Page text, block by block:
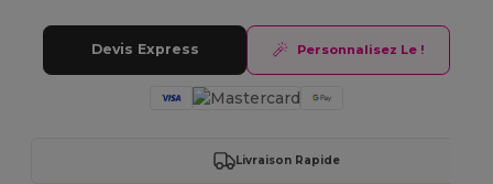
Devis Express Personnalisez Le !
Livraison Rapide